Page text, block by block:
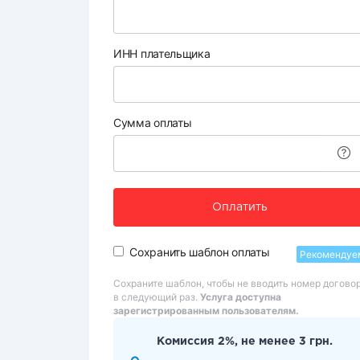
ИНН плательщика
Сумма оплаты
Оплатить
Сохранить шаблон оплаты
Сохраните шаблон, чтобы не вводить номер
в следующий раз. Услуга доступна
зарегистрированным пользователям.
Комиссия 2%, не менее 3 грн.